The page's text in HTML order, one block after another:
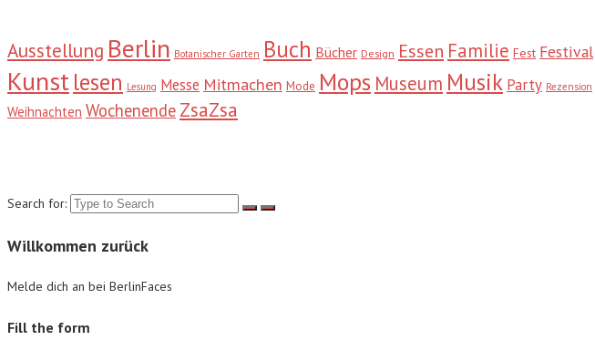
Ausstellung Berlin Botanischer Garten Buch Bücher Design Essen Familie Fest Festival
Kunstlesen Lesung Messe Mitmachen Mode Mops Museum Musik Party Rezension
Weihnachten Wochenende ZsaZsa
Search for:
Willkommen zurück
Melde dich an bei BerlinFaces
Fill the form